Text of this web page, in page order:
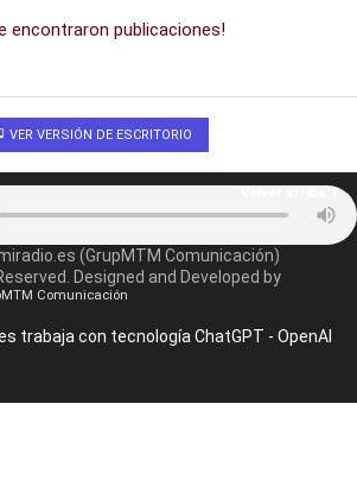
encontraron publicaciones!
VER VERSIÓN DE ESCRITORIO
(GrupMTM Comunicación)
Designed and Developed by
Comunicación
trabaja con tecnología ChatGPT - OpenAI